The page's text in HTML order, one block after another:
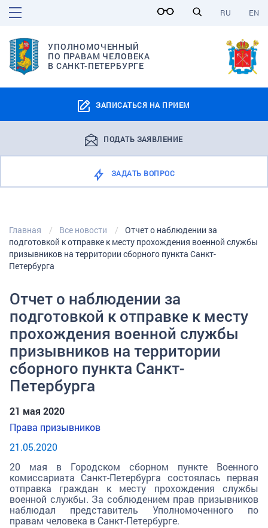
EN
RU
УПОЛНОМОЧЕННЫЙ
ПО ПРАВАМ ЧЕЛОВЕКА
В САНКТ-ПЕТЕРБУРГЕ
ЗАПИСАТЬСЯ НА ПРИЕМ
ПОДАТЬ ЗАЯВЛЕНИЕ
ЗАДАТЬ ВОПРОС
Главная Все новости
Отчет о наблюдении за
подготовкой к отправке к месту прохождения военной службы
призывников на территории сборного пункта Санкт-
Петербурга
Отчет о наблюдении за
подготовкой к отправке к месту
прохождения военной службы
призывников на территории
сборного пункта Санкт-
Петербурга
21 мая 2020
Права призывников
21.05.2020
20 мая в Городском сборном пункте Военного
комиссариата Санкт-Петербурга состоялась первая
отправка граждан к месту прохождения службы
военной службы. За соблюдением прав призывников
наблюдал представитель Уполномоченного по
правам человека в Санкт-Петербурге.